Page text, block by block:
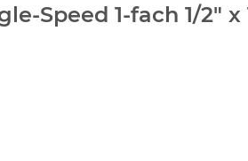
Speed 1-fach 1/2" x